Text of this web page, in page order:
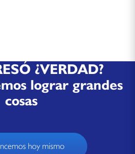
¿VERDAD?
lograr grandes
cosas
hoy mismo